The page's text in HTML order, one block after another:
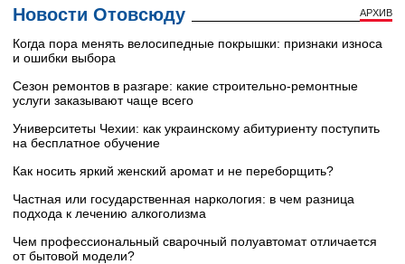
Новости Отовсюду АРХИВ
Когда пора менять велосипедные покрышки: признаки износа
и ошибки выбора
Сезон ремонтов в разгаре: какие строительно-ремонтные
услуги заказывают чаще всего
Университеты Чехии: как украинскому абитуриенту поступить
на бесплатное обучение
Как носить яркий женский аромат и не переборщить?
Частная или государственная наркология: в чем разница
подхода к лечению алкоголизма
Чем профессиональный сварочный полуавтомат отличается
от бытовой модели?